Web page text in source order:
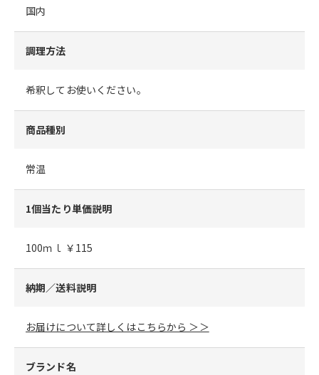
国内
調理方法
希釈してお使いください。
商品種別
常温
1個当たり単価説明
100ｍｌ ￥115
納期／送料説明
お届けについて詳しくはこちらから ＞＞
ブランド名